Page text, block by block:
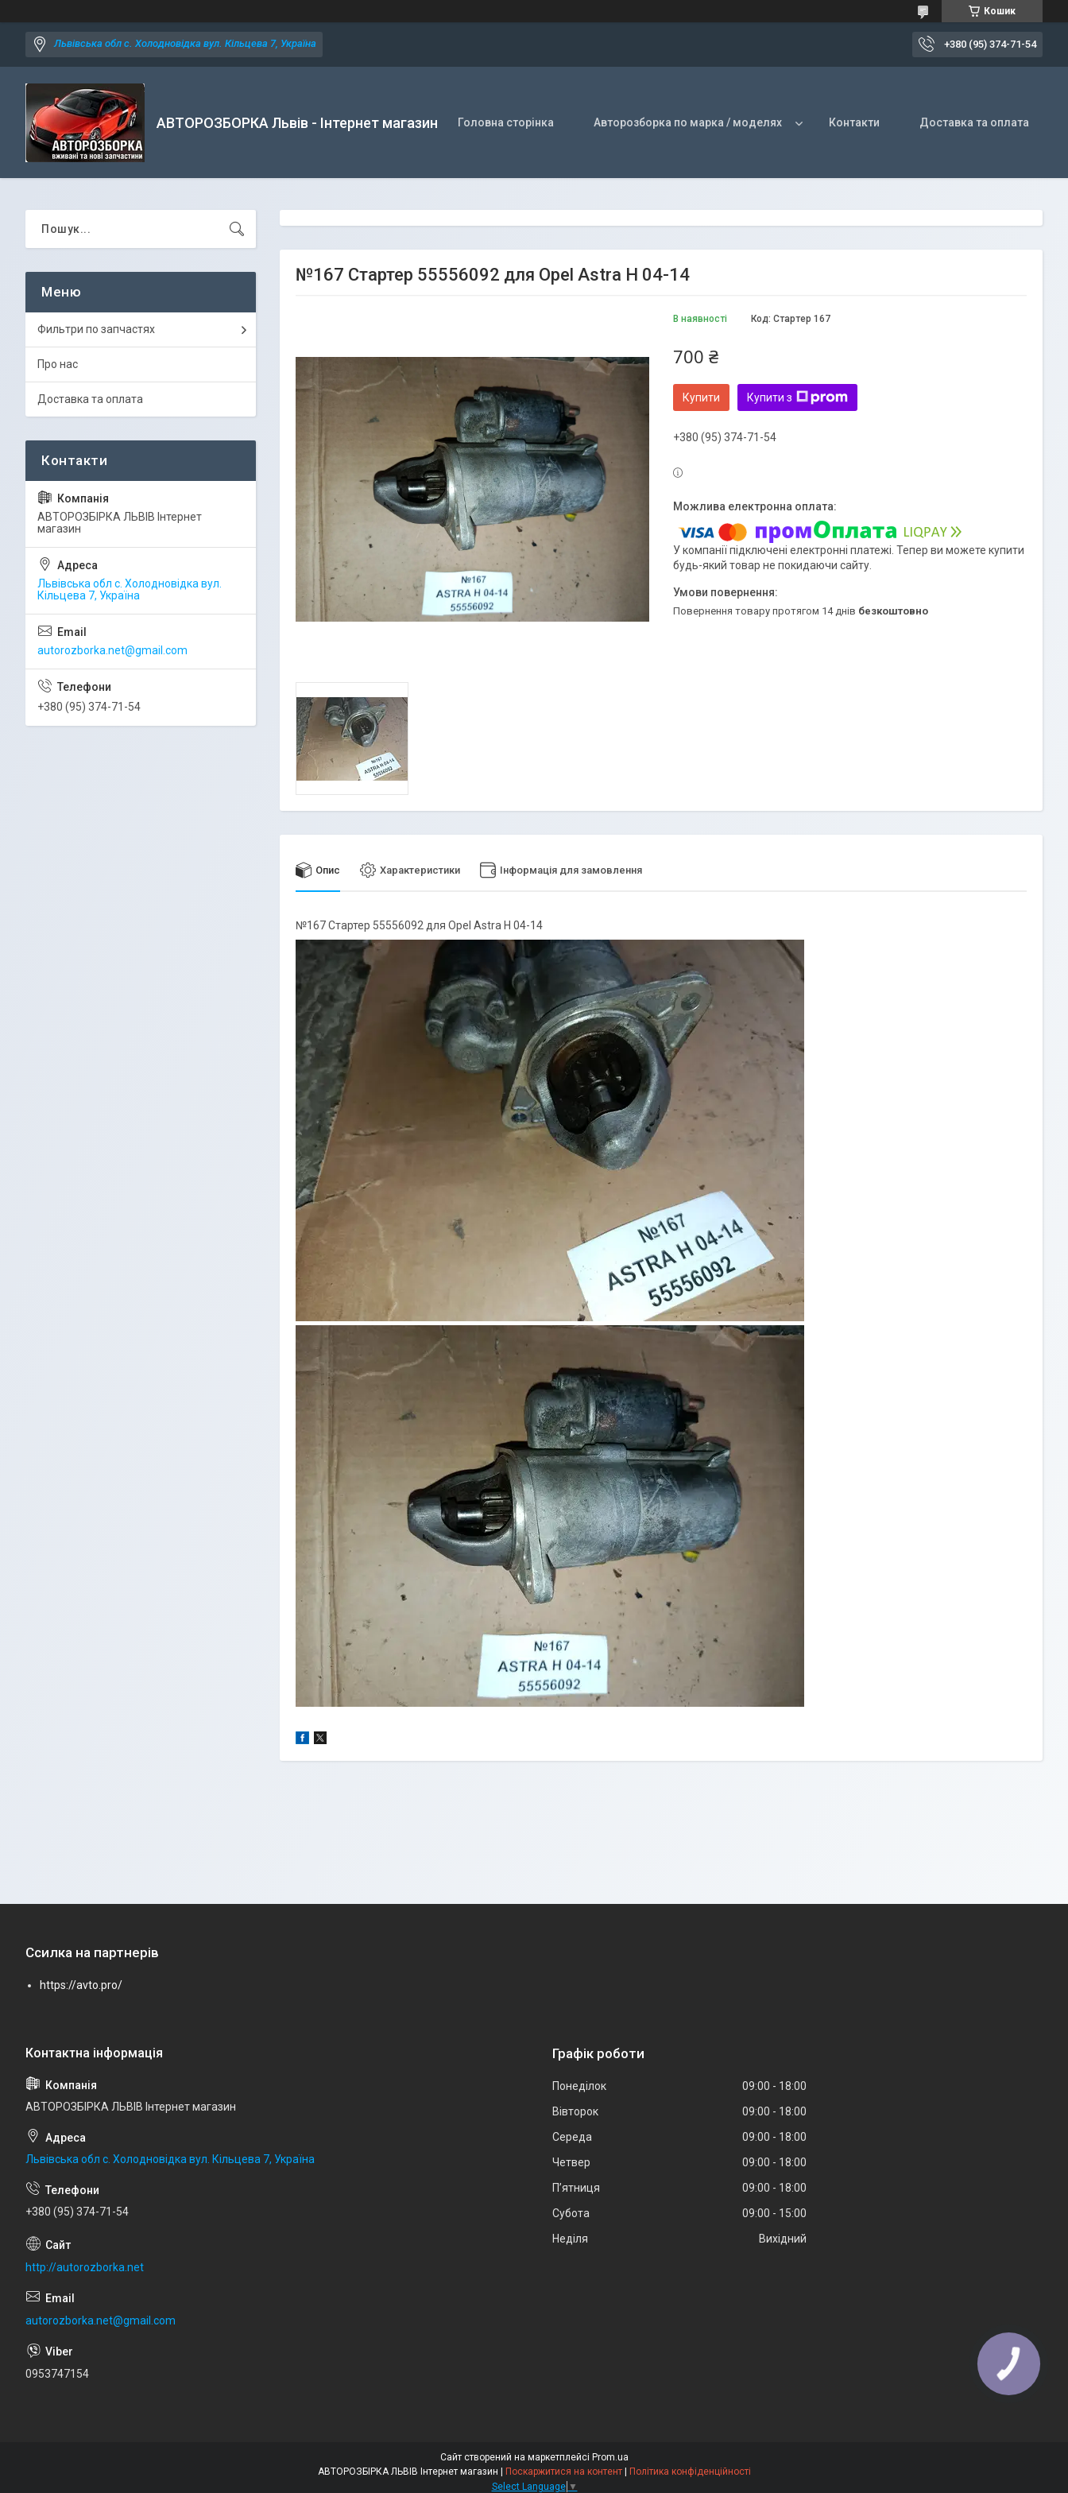
Кошик
Львівська обл с. Холодновідка вул. Кільцева 7, Україна +380 (95) 374-71-54
АВТОРОЗБОРКА Львів - Інтернет магазин Головна сторінка Авторозборка по марка / моделях Контакти Доставка та оплата
№167 Стартер 55556092 для Opel Astra H 04-14
В наявності Код: Стартер 167
700 ₴
Купити Купити з
+380 (95) 374-71-54
У компанії підключені електронні платежі. Тепер ви можете купити
будь-який товар не покидаючи сайту.
повернення товару протягом 14 днів безкоштовно
Опис Характеристики Інформація для замовлення
№167 Стартер 55556092 для Opel Astra H 04-14
Фильтри по запчастях
Про нас
Доставка та оплата
АВТОРОЗБІРКА ЛЬВІВ Інтернет
магазин
Львівська обл с. Холодновідка вул.
Кільцева 7, Україна
autorozborka.net@gmail.com
+380 (95) 374-71-54
Ссилка на партнерів
https://avto.pro/
АВТОРОЗБІРКА ЛЬВІВ Інтернет магазин
Львівська обл с. Холодновідка вул. Кільцева 7, Україна
+380 (95) 374-71-54
http://autorozborka.net
autorozborka.net@gmail.com
0953747154
Графік роботи
Понеділок 09:00
18:00
Вівторок
09:00
18:00
Середа
09:00
18:00
Четвер
09:00
18:00
Пʼятниця
09:00
18:00
Субота
09:00
15:00
Неділя
Вихідний
Сайт створений на маркетплейсі Prom.ua
Поскаржитися на контент
Політика конфіденційності
Select Language ▼